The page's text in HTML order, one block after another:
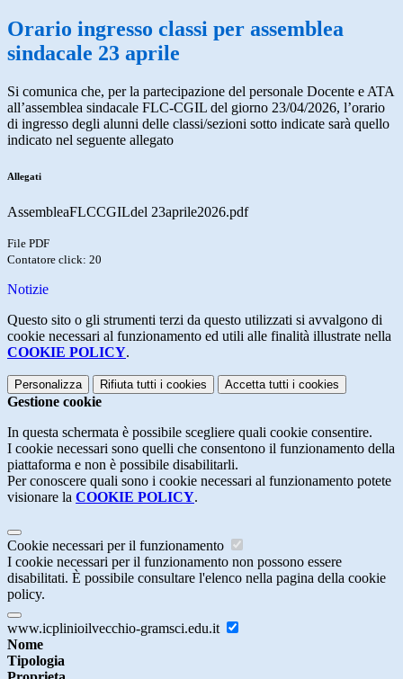
Orario ingresso classi per assemblea
sindacale 23 aprile
Si comunica che, per la partecipazione del personale Docente e ATA
all’assemblea sindacale FLC-CGIL del giorno 23/04/2026, l’orario
di ingresso degli alunni delle classi/sezioni sotto indicate sarà quello
indicato nel seguente allegato
Allegati
AssembleaFLCCGILdel 23aprile2026.pdf
File PDF
Contatore click: 20
Notizie
Questo sito o gli strumenti terzi da questo utilizzati si avvalgono di
cookie necessari al funzionamento ed utili alle finalità illustrate nella
COOKIE POLICY.
Personalizza Rifiuta tutti i cookies Accetta tutti i cookies
Gestione cookie
In questa schermata è possibile scegliere quali cookie consentire.
I cookie necessari sono quelli che consentono il funzionamento della
piattaforma e non è possibile disabilitarli.
Per conoscere quali sono i cookie necessari al funzionamento potete
visionare la COOKIE POLICY.
Cookie necessari per il funzionamento
I cookie necessari per il funzionamento non possono essere
disabilitati. È possibile consultare l'elenco nella pagina della cookie
policy.
www.icplinioilvecchio-gramsci.edu.it
Nome
Tipologia